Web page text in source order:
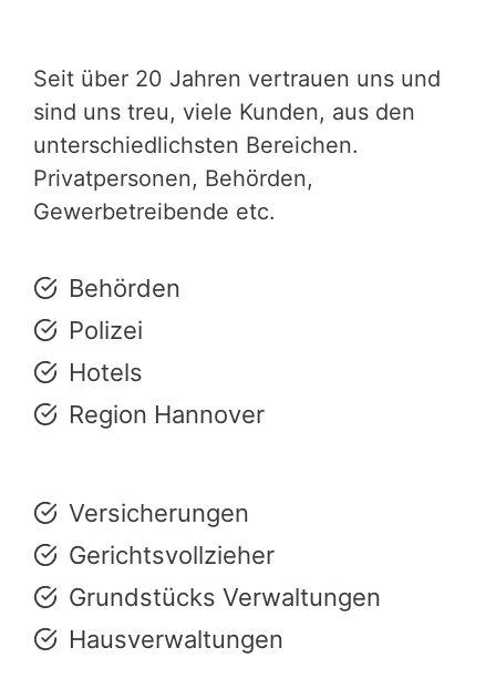
Seit über 20 Jahren vertrauen uns und
sind uns treu, viele Kunden, aus den
unterschiedlichsten Bereichen.
Privatpersonen, Behörden,
Gewerbetreibende etc.
Behörden
Polizei
Hotels
Region Hannover
Versicherungen
Gerichtsvollzieher
Grundstücks Verwaltungen
Hausverwaltungen